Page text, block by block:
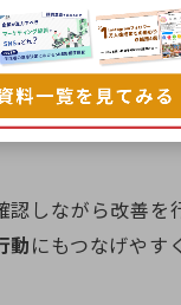
を届けやすくなり
ンサーの属性や発
、関心の高い層
認しながら改善を
動にもつなげやす